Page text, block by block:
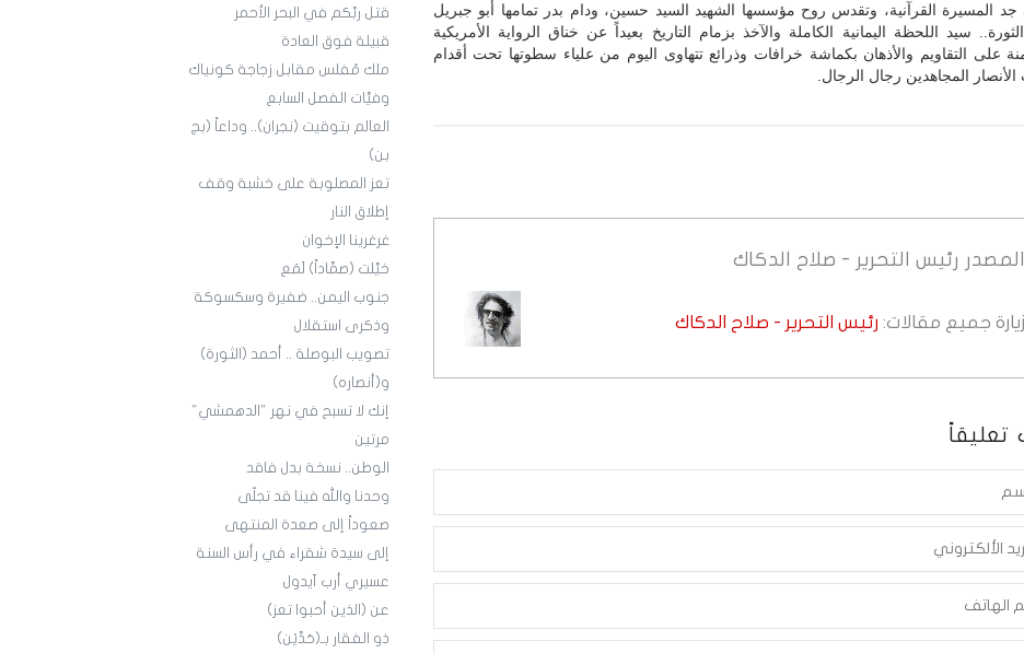
قتل ربَّكم في البحر الأحمر
قبيلة فوق العادة
ملك مُفلس مقابل زجاجة كونياك
وفيَّات الفصل السابع
العالم بتوقيت (نجران).. وداعاً (بج
بن)
تعز المصلوبة على خشبة وقف
إطلاق النار
غرغرينا الإخوان
خيَّلت (صمَّاداً) لَمَع
جنوب اليمن.. ضفيرة وسكسوكة
وذكرى استقلال
تصويب البوصلة .. أحمد (الثورة)
و(أنصاره)
إنك لا تسبح في نهر "الدهمشي"
مرتين
الوطن.. نسخة بدل فاقد
وحدنا والله فينا قد تجلّى
صعوداً إلى صعدة المنتهى
إلى سيدة شقراء في رأس السنة
عسيري أرب آيدول
عن (الذين أحبوا تعز)
ذو الفقار بـ(حَدَّيْن)
جد المسيرة القرآنية، وتقدس روح مؤسسها الشهيد السيد حسين، ودام بدر تمامها أبو جبريل
سيد اللحظة اليمانية الكاملة والآخذ بزمام التاريخ بعيداً عن خناق الرواية الأمريكية
على التقاويم والأذهان بكماشة خرافات وذرائع تتهاوى اليوم من علياء سطوتها تحت أقدام
المجاهدين رجال الرجال.
المصدر رئيس التحرير - صلاح الدكاك
زيارة جميع مقالات: رئيس التحرير - صلاح الدكاك
تعليقاً